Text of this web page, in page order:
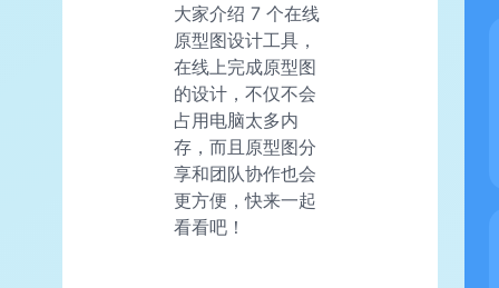
大家介绍 7 个在线
原型图设计工具，
在线上完成原型图
的设计，不仅不会
占用电脑太多内
存，而且原型图分
享和团队协作也会
更方便，快来一起
看看吧！